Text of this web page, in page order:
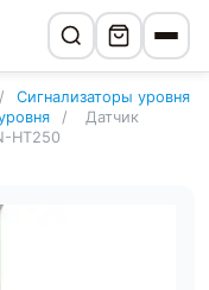
/
Сигнализаторы уровня
/
Датчик
HT250